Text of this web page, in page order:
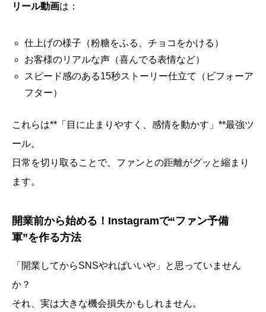
リール動画は：
仕上げの様子（粉糖をふる、チョコをかける）
お客様のリアルな声（喜んでる表情など）
スピード感のある15秒ストーリー仕立て（ビフォーア
フター）
これらは**「目に止まりやすく、感情を動かす」**最強ツ
ール。
日常を切り取ることで、ファンとの距離がグッと縮まり
ます。
開業前から始める！Instagramで“ファン予備
軍”を作る方法
「開業してからSNSやればいいや」と思っていません
か？
それ、実は大きな機会損失かもしれません。